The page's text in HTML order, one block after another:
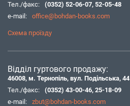
Тел./факс:
(0352) 52-06-07, 52-05-48
e-mail:
office@bohdan-books.com
Схема проїзду
Відділ гуртового продажу:
46008, м. Тернопіль, вул. Подільська, 44
Тел./факс:
(0352) 43-00-46, 25-18-09
e-mail:
zbut@bohdan-books.com